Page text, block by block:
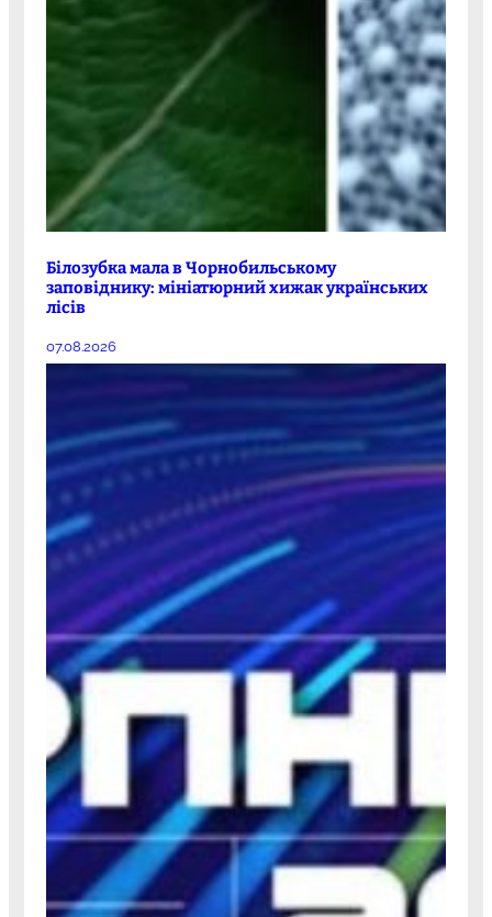
Білозубка мала в Чорнобильському
заповіднику: мініатюрний хижак українських
лісів
07.08.2026